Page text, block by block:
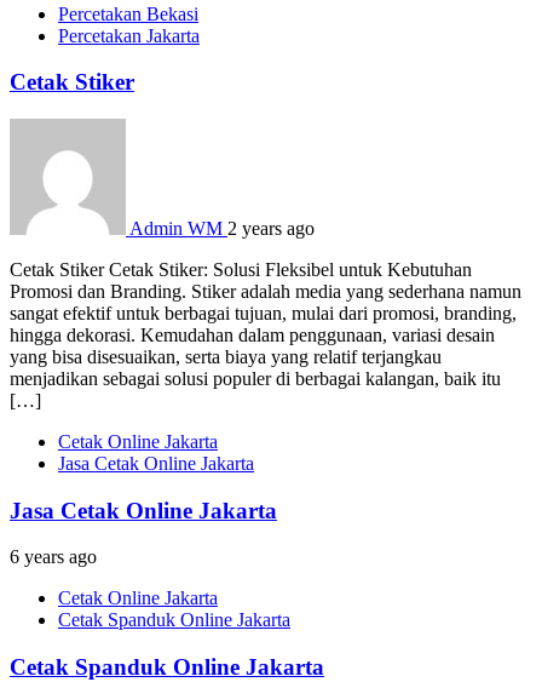
Percetakan Bekasi
Percetakan Jakarta
Cetak Stiker
Admin WM 2 years ago
Cetak Stiker Cetak Stiker: Solusi Fleksibel untuk Kebutuhan
Promosi dan Branding. Stiker adalah media yang sederhana namun
sangat efektif untuk berbagai tujuan, mulai dari promosi, branding,
hingga dekorasi. Kemudahan dalam penggunaan, variasi desain
yang bisa disesuaikan, serta biaya yang relatif terjangkau
menjadikan sebagai solusi populer di berbagai kalangan, baik itu
[…]
Cetak Online Jakarta
Jasa Cetak Online Jakarta
Jasa Cetak Online Jakarta
6 years ago
Cetak Online Jakarta
Cetak Spanduk Online Jakarta
Cetak Spanduk Online Jakarta